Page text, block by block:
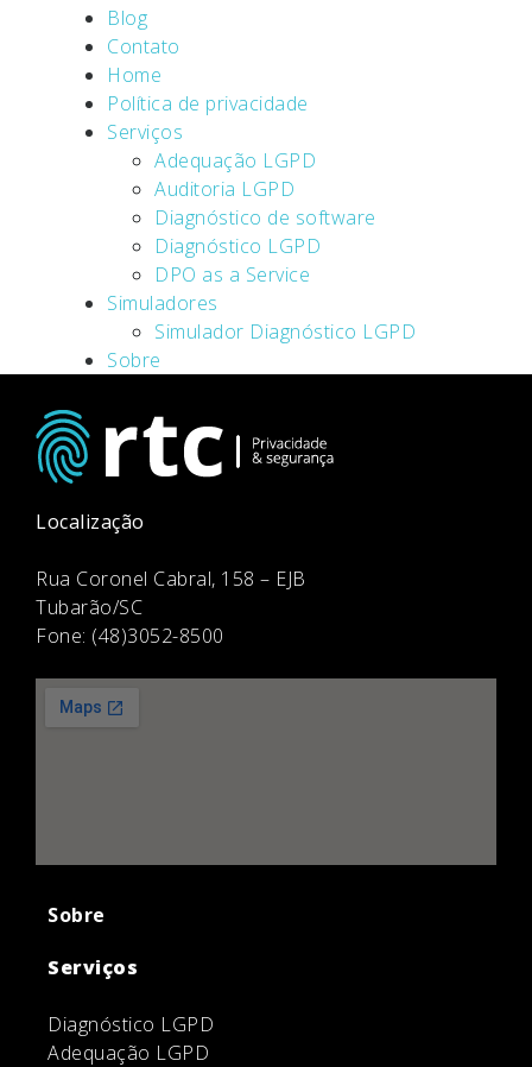
Blog
Contato
Home
Política de privacidade
Serviços
Adequação LGPD
Auditoria LGPD
Diagnóstico de software
Diagnóstico LGPD
DPO as a Service
Simuladores
Simulador Diagnóstico LGPD
Sobre
Localização
Rua Coronel Cabral, 158 – EJB
Tubarão/SC
Fone: (48)3052-8500
Sobre
Serviços
Diagnóstico LGPD
Adequação LGPD